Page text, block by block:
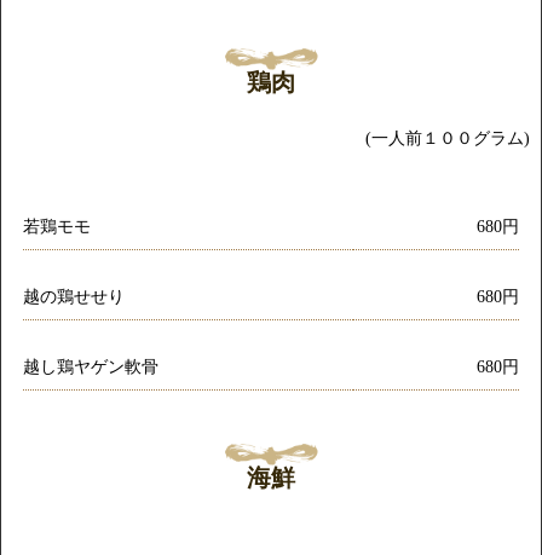
鶏肉
(一人前１００グラム)
若鶏モモ 680円
越の鶏せせり 680円
越し鶏ヤゲン軟骨 680円
海鮮